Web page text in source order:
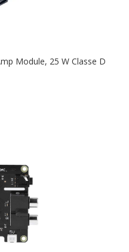
Module, 25 W Classe D